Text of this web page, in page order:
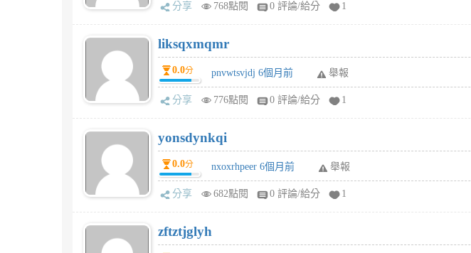
分享 768點閱 0 評論/給分 1
liksqxmqmr
0.0分 pnvwtsvjdj 6個月前 舉報
分享 776點閱 0 評論/給分 1
yonsdynkqi
0.0分 nxoxrhpeer 6個月前 舉報
分享 682點閱 0 評論/給分 1
zftztjglyh